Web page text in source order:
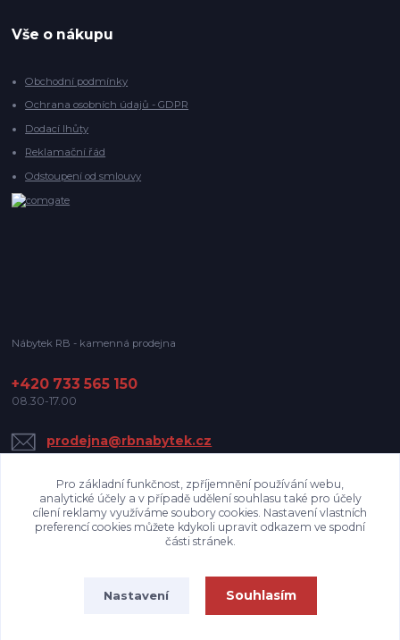
Vše o nákupu
Obchodní podmínky
Ochrana osobních údajů - GDPR
Dodací lhůty
Reklamační řád
Odstoupení od smlouvy
Nábytek RB - kamenná prodejna
+420 733 565 150
08.30-17.00
prodejna@rbnabytek.cz
Upravit sběr cookies.
Pro základní funkčnost, zpříjemnění používání webu,
analytické účely a v případě udělení souhlasu také pro účely
cílení reklamy využíváme soubory cookies. Nastavení vlastních
preferencí cookies můžete kdykoli upravit odkazem ve spodní
části stránek.
Nastavení Souhlasím